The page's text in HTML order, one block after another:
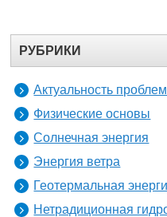
РУБРИКИ
Актуальность
Физические основы
Солнечная энергия
Энергия ветра
Геотермальная
Нетрадиционная